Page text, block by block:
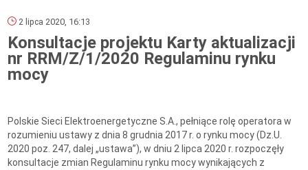
2 lipca 2020, 16:13
Konsultacje projektu Karty aktualizacji
nr RRM/Z/1/2020 Regulaminu rynku
mocy
Polskie Sieci Elektroenergetyczne S.A., pełniące rolę operatora w
rozumieniu ustawy z dnia 8 grudnia 2017 r. o rynku mocy (Dz.U.
2020 poz. 247, dalej „ustawa”), w dniu 2 lipca 2020 r. rozpoczęły
konsultacje zmian Regulaminu rynku mocy wynikających z